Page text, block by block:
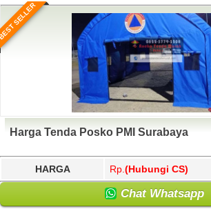
SELLER
Harga Tenda Posko PMI Surabaya
HARGA Rp. (Hubungi CS)
Chat Whatsapp